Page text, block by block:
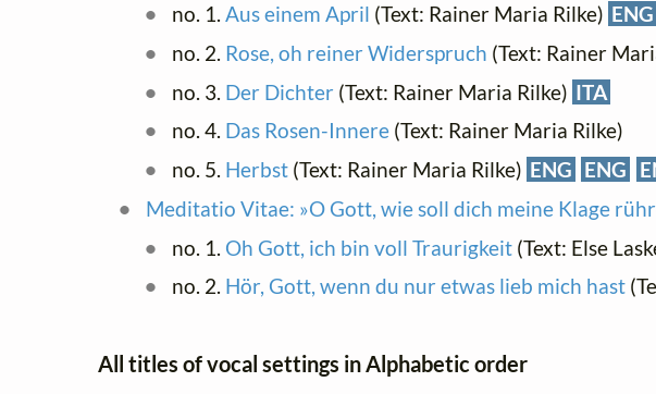
no. 1. Aus einem April (Text: Rainer Maria Rilke) ENG
no. 2. Rose, oh reiner Widerspruch (Text: Rainer
no. 3. Der Dichter (Text: Rainer Maria Rilke) ITA
no. 4. Das Rosen-Innere(Text: Rainer Maria Rilke)
no. 5. Herbst(Text: Rainer Maria Rilke) ENG ENG
Meditatio Vitae: »O Gott, wie soll dich meine Klage
no. 1. Oh Gott, ich bin voll Traurigkeit(Text: Else
no. 2. Hör, Gott, wenn du nur etwas lieb mich hast
All titles of vocal settings in Alphabetic order